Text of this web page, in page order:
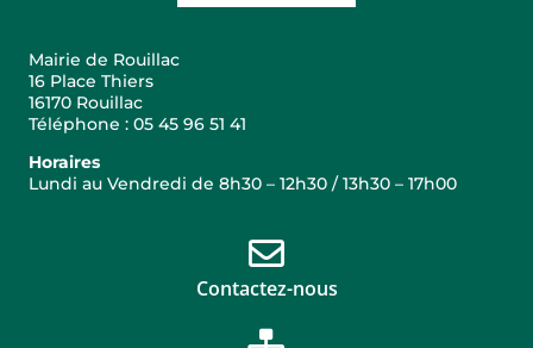
Mairie de Rouillac
16 Place Thiers
16170 Rouillac
Téléphone : 05 45 96 51 41
Horaires
Lundi au Vendredi de 8h30 – 12h30 / 13h30 – 17h00
Contactez-nous